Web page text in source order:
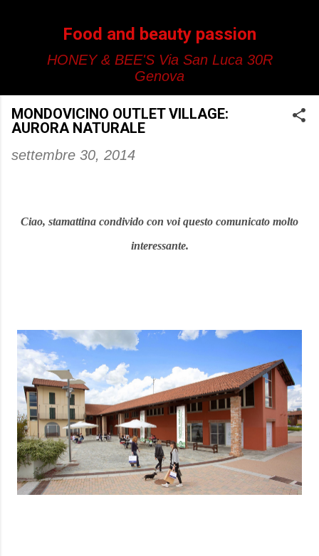
Food and beauty passion
HONEY & BEE'S Via San Luca 30R
Genova
MONDOVICINO OUTLET VILLAGE:
AURORA NATURALE
settembre 30, 2014
Ciao, stamattina condivido con voi questo comunicato molto
interessante.